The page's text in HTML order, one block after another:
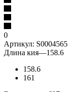
0
Артикул: S0004565
Длина кия—158.6
158.6
161